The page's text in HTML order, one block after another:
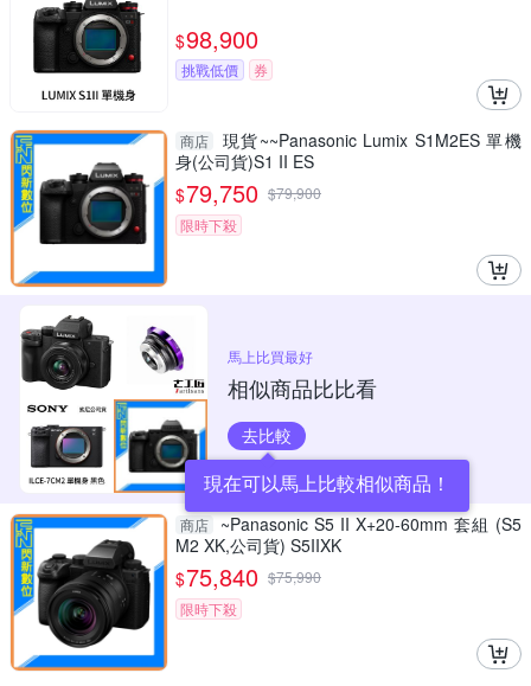
$98,900
挑戰低價 券
商店
現貨~~Panasonic Lumix S1M2ES 單機
身(公司貨)S1 II ES
$79,750 $79,900
限時下殺
馬上比買最好
相似商品比比看
去比較
現在可以馬上比較相似商品！
商店
~Panasonic S5 II X+20-60mm 套組 (S5
M2 XK,公司貨) S5IIXK
$75,840 $75,990
限時下殺